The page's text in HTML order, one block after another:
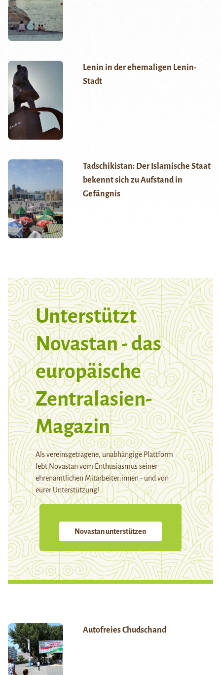
Lenin in der ehemaligen Lenin-
Stadt
Tadschikistan: Der Islamische Staat
bekennt sich zu Aufstand in
Gefängnis
Unterstützt
Novastan - das
europäische
Zentralasien-
Magazin
Als vereinsgetragene, unabhängige Plattform
lebt Novastan vom Enthusiasmus seiner
ehrenamtlichen Mitarbeiter:innen - und von
eurer Unterstützung!
Novastan unterstützen
Autofreies Chudschand